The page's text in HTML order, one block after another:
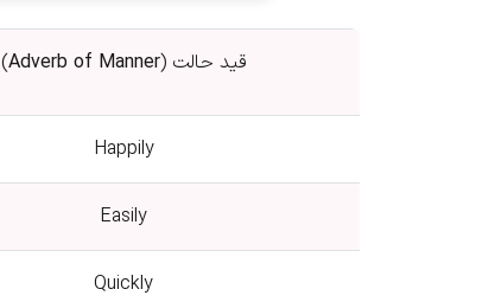
قید حالت (Adverb of Manner
)
Happily
Easily
Quickly